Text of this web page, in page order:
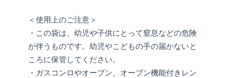
＜使用上のご注意＞
・この袋は、幼児や子供にとって窒息などの危険
が伴うものです。幼児やこどもの手の届かないと
ころに保管してください。
・ガスコンロやオーブン、オーブン機能付きレン